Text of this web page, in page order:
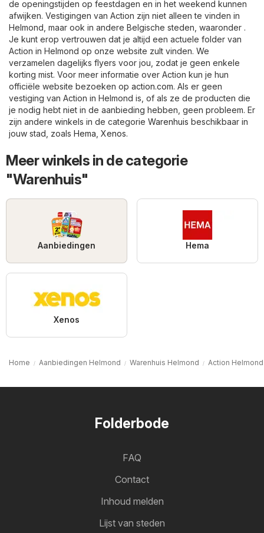
de openingstijden op feestdagen en in het weekend kunnen
afwijken. Vestigingen van Action zijn niet alleen te vinden in
Helmond, maar ook in andere Belgische steden, waaronder .
Je kunt erop vertrouwen dat je altijd een actuele folder van
Action in Helmond op onze website zult vinden. We
verzamelen dagelijks flyers voor jou, zodat je geen enkele
korting mist. Voor meer informatie over Action kun je hun
officiële website bezoeken op action.com. Als er geen
vestiging van Action in Helmond is, of als ze de producten die
je nodig hebt niet in de aanbieding hebben, geen probleem. Er
zijn andere winkels in de categorie Warenhuis beschikbaar in
jouw stad, zoals Hema Xenos.
Meer winkels in de categorie
"Warenhuis"
Aanbiedingen Hema
Xenos
Home Aanbiedingen Helmond Warenhuis Helmond Action Helmond
Folderbode
FAQ
Contact
Inhoud melden
Lijst van steden